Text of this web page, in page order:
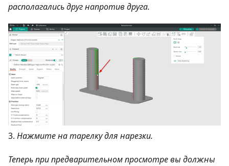
располагались друг напротив друга.
3. Нажмите на тарелку для нарезки.
Теперь при предварительном просмотре вы должны